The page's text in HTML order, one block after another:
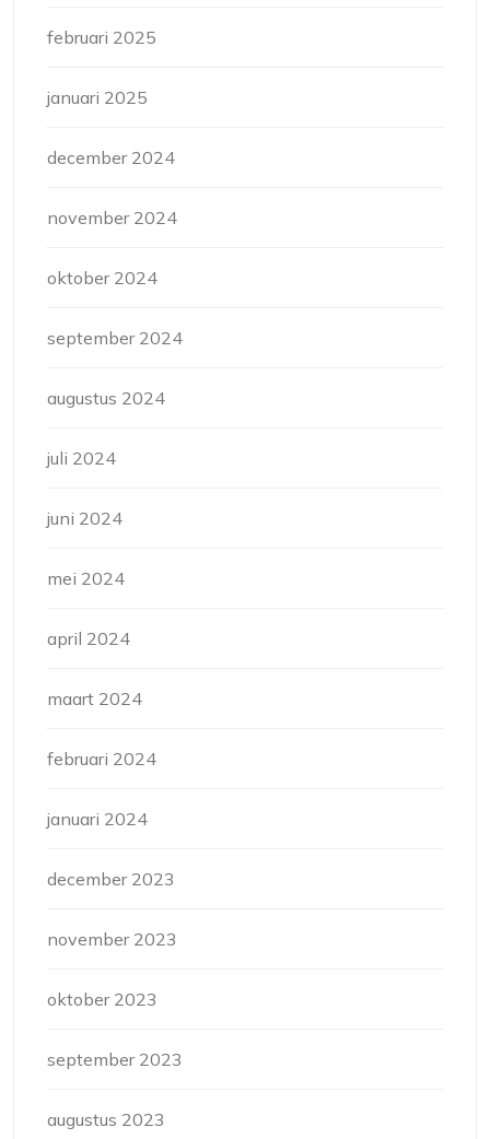
februari 2025
januari 2025
december 2024
november 2024
oktober 2024
september 2024
augustus 2024
juli 2024
juni 2024
mei 2024
april 2024
maart 2024
februari 2024
januari 2024
december 2023
november 2023
oktober 2023
september 2023
augustus 2023